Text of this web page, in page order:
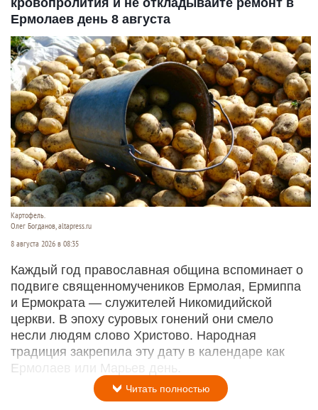
Ермолаев день 8 августа
Картофель.
Олег Богданов, altapress.ru
8 августа 2026 в 08:35
Каждый год православная община вспоминает о
подвиге священномучеников Ермолая, Ермиппа
и Ермократа — служителей Никомидийской
церкви. В эпоху суровых гонений они смело
несли людям слово Христово. Народная
традиция закрепила эту дату в календаре как
Ермолаев или Марьев день.
Читать полностью